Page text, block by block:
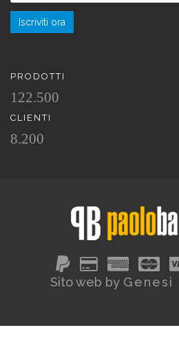
PRODOTTI
122.500
CLIENTI
8.200
Sito web by Genesi